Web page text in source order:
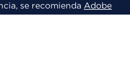
se recomienda Adobe